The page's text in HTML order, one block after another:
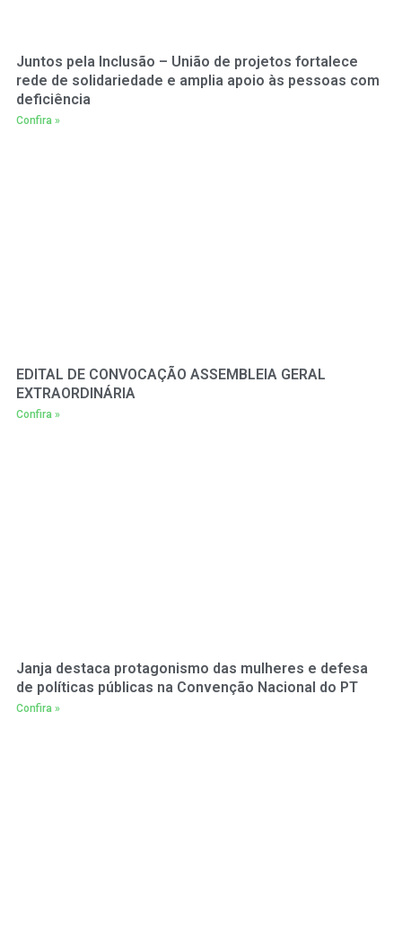
Juntos pela Inclusão – União de projetos fortalece
rede de solidariedade e amplia apoio às pessoas com
deficiência
Confira »
EDITAL DE CONVOCAÇÃO ASSEMBLEIA GERAL
EXTRAORDINÁRIA
Confira »
Janja destaca protagonismo das mulheres e defesa
de políticas públicas na Convenção Nacional do PT
Confira »